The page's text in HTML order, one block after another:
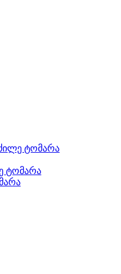
ტომარა
ტომარა